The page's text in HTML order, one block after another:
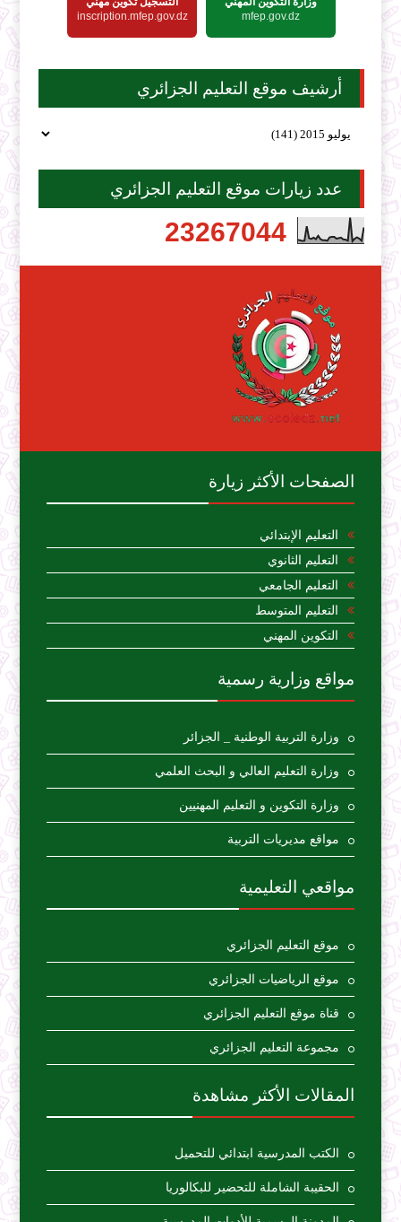
mfep.gov.dz
inscription.mfep.gov.dz
أرشيف موقع التعليم الجزائري
عدد زيارات موقع التعليم الجزائري
23267044
الصفحات الأكثر زيارة
التعليم الإبتدائي
التعليم الثانوي
التعليم الجامعي
التعليم المتوسط
التكوين المهني
مواقع وزارية رسمية
وزارة التربية الوطنية _ الجزائر
وزارة التعليم العالي و البحث العلمي
وزارة التكوين و التعليم المهنيين
مواقع مديريات التربية
مواقعي التعليمية
موقع التعليم الجزائري
موقع الرياضيات الجزائري
قناة موقع التعليم الجزائري
مجموعة التعليم الجزائري
المقالات الأكثر مشاهدة
الكتب المدرسية ابتدائي للتحميل
الحقيبة الشاملة للتحضير للبكالوريا